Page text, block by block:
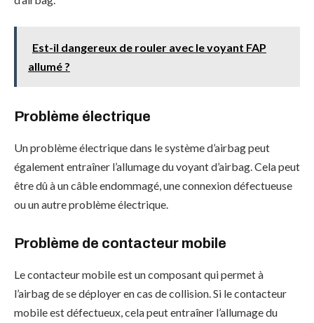
Est-il dangereux de rouler avec le voyant FAP
allumé ?
Problème électrique
Un problème électrique dans le système d’airbag peut
également entraîner l’allumage du voyant d’airbag. Cela peut
être dû à un câble endommagé, une connexion défectueuse
ou un autre problème électrique.
Problème de contacteur mobile
Le contacteur mobile est un composant qui permet à
l’airbag de se déployer en cas de collision. Si le contacteur
mobile est défectueux, cela peut entraîner l’allumage du